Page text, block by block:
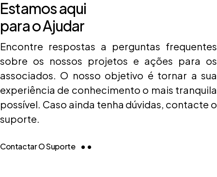
Estamos aqui
para o Ajudar
Encontre respostas a perguntas frequentes
sobre os nossos projetos e ações para os
associados. O nosso objetivo é tornar a sua
experiência de conhecimento o mais tranquila
possível. Caso ainda tenha dúvidas, contacte o
suporte.
Contactar O Suporte